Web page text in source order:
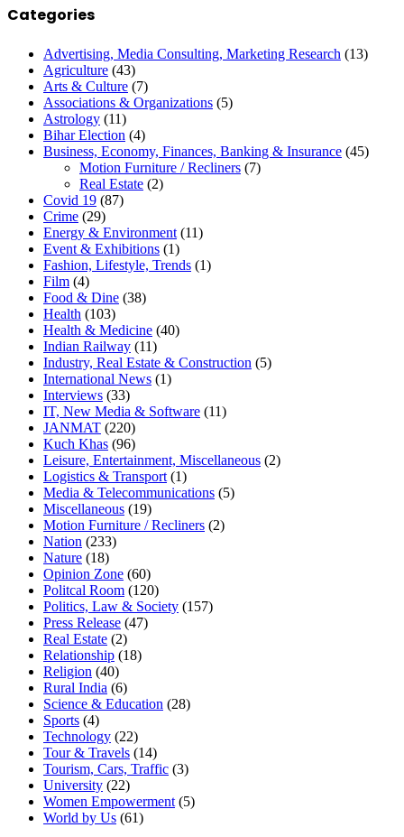
Categories
Advertising, Media Consulting, Marketing Research (13)
Agriculture (43)
Arts & Culture (7)
Associations & Organizations (5)
Astrology (11)
Bihar Election (4)
Business, Economy, Finances, Banking & Insurance (45)
Motion Furniture / Recliners (7)
Real Estate (2)
Covid 19 (87)
Crime (29)
Energy & Environment (11)
Event & Exhibitions (1)
Fashion, Lifestyle, Trends (1)
Film (4)
Food & Dine (38)
Health (103)
Health & Medicine (40)
Indian Railway (11)
Industry, Real Estate & Construction (5)
International News (1)
Interviews (33)
IT, New Media & Software (11)
JANMAT (220)
Kuch Khas (96)
Leisure, Entertainment, Miscellaneous (2)
Logistics & Transport (1)
Media & Telecommunications (5)
Miscellaneous (19)
Motion Furniture / Recliners (2)
Nation (233)
Nature (18)
Opinion Zone (60)
Politcal Room (120)
Politics, Law & Society (157)
Press Release (47)
Real Estate (2)
Relationship (18)
Religion (40)
Rural India (6)
Science & Education (28)
Sports (4)
Technology (22)
Tour & Travels (14)
Tourism, Cars, Traffic (3)
University (22)
Women Empowerment (5)
World by Us (61)